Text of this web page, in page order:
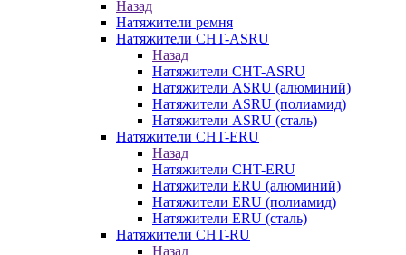
Назад
Натяжители ремня
Натяжители CHT-ASRU
Назад
Натяжители CHT-ASRU
Натяжители ASRU (алюминий)
Натяжители ASRU (полиамид)
Натяжители ASRU (сталь)
Натяжители CHT-ERU
Назад
Натяжители CHT-ERU
Натяжители ERU (алюминий)
Натяжители ERU (полиамид)
Натяжители ERU (сталь)
Натяжители CHT-RU
Назад